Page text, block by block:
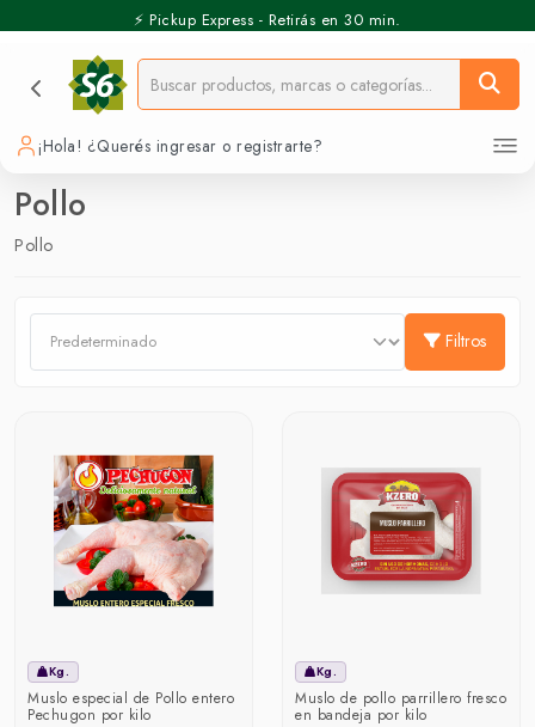
⚡️ Pickup Express - Retirás en 30 min.
¡Hola! ¿Querés ingresar o registrarte?
Pollo
Pollo
Filtros
Kg.
Muslo especial de Pollo entero
Pechugon por kilo
Kg.
Muslo de pollo parrillero fresco
en bandeja por kilo